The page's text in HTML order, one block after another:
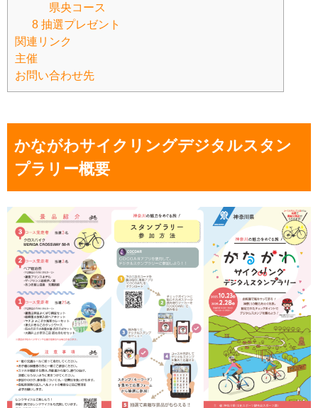
県央コース
8 抽選プレゼント
関連リンク
主催
お問い合わせ先
かながわサイクリングデジタルスタン
プラリー概要